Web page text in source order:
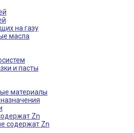
на газу
масла
и пасты
материалы
Zn
содержат Zn